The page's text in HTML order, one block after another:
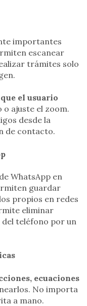
importantes
escanear
trámites solo
el usuario
o ajuste el zoom.
desde la
de contacto.
WhatsApp en
guardar
propios en redes
eliminar
del teléfono por un
ecuaciones
No importa
a mano.